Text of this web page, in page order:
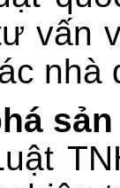
vấn
nhà